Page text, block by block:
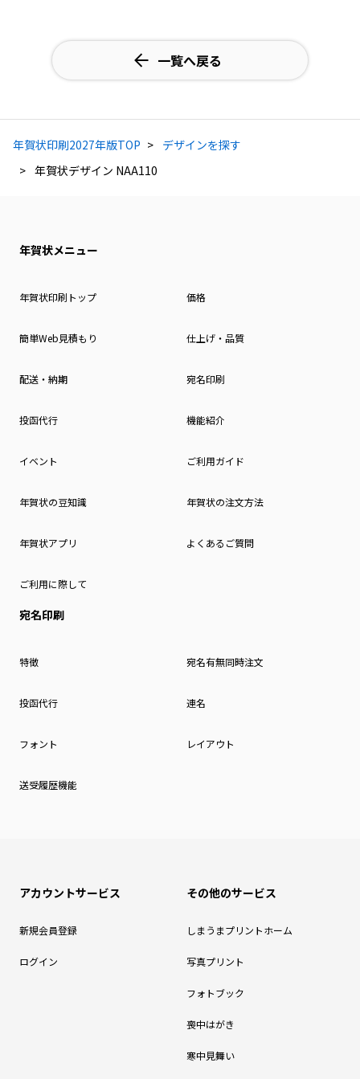
一覧へ戻る
年賀状印刷2027年版TOP
デザインを探す
年賀状デザイン NAA110
年賀状メニュー
年賀状印刷トップ 価格
簡単Web見積もり 仕上げ・品質
配送・納期 宛名印刷
投函代行 機能紹介
イベント ご利用ガイド
年賀状の豆知識 年賀状の注文方法
年賀状アプリ よくあるご質問
ご利用に際して
宛名印刷
特徴 宛名有無同時注文
投函代行 連名
フォント レイアウト
送受履歴機能
アカウントサービス
新規会員登録
ログイン
その他のサービス
しまうまプリントホーム
写真プリント
フォトブック
喪中はがき
寒中見舞い